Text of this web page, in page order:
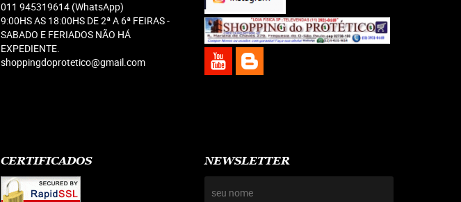
011 945319614 (WhatsApp)
9:00HS AS 18:00HS DE 2ª A 6ª FEIRAS -
SABADO E FERIADOS NÃO HÁ
EXPEDIENTE.
shoppingdoprotetico@gmail.com
CERTIFICADOS NEWSLETTER